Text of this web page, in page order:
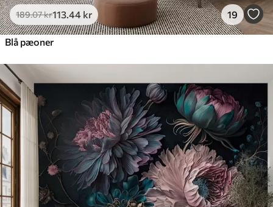
189.07kr113 .44 kr 19
Blå pæoner